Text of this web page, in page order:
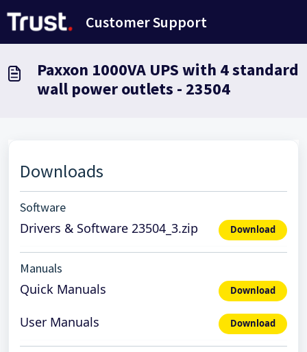
Customer Support
Paxxon 1000VA UPS with 4 standard
wall power outlets - 23504
Downloads
Software
Drivers & Software 23504_3.zip Download
Manuals
Quick Manuals Download
User Manuals Download